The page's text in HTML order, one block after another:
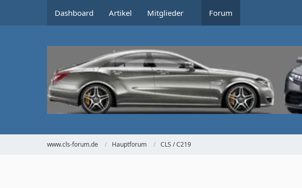
Dashboard Artikel Mitglieder Forum
www.cls-forum.de Hauptforum CLS / C219